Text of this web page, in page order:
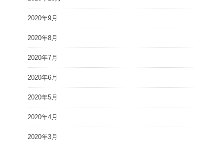
2020年9月
2020年8月
2020年7月
2020年6月
2020年5月
2020年4月
2020年3月